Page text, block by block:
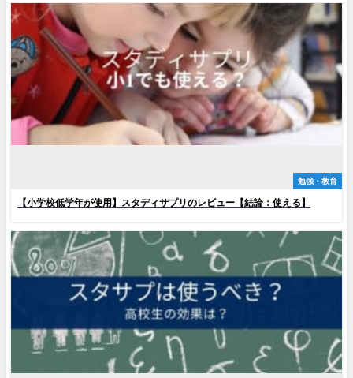
勉強・教育
【小学校低学年が使用】スタディサプリのレビュー【結論：使える】